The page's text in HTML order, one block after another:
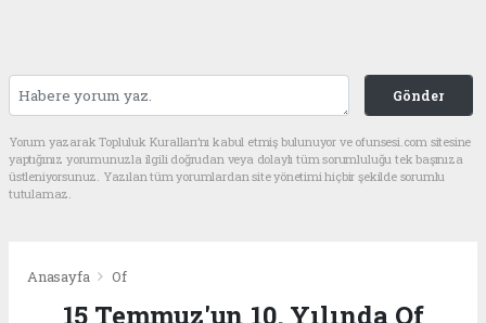
Gönder
Yorum yazarak Topluluk Kuralları’nı kabul etmiş bulunuyor ve ofunsesi.com sitesine
yaptığınız yorumunuzla ilgili doğrudan veya dolaylı tüm sorumluluğu tek başınıza
üstleniyorsunuz. Yazılan tüm yorumlardan site yönetimi hiçbir şekilde sorumlu
tutulamaz.
Anasayfa Of
15 Temmuz'un 10. Yılında Of